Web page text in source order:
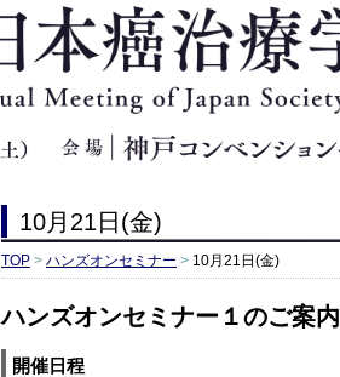
10月21日(金)
TOP > ハンズオンセミナー > 10月21日(金)
ハンズオンセミナー１のご案内
開催日程